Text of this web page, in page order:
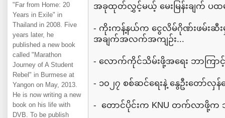
"Far from Home: 20
Years in Exile" in
Thailand in 2008. Five
years later, he
published a new book
called "Marathon
Journey of A Student
Rebel" in Burmese at
Yangon on May, 2013.
He is now writing a new
book on his life with
DVB. To be publish
အခုထုတ်လွှင့်မယ့် မေးမြန်းချက် ပထမ
- ကိုးကန့်နယ်က ငွေလိမ်ဂိုဏ်းဖမ်းဆီးမှု
အချက်အလက်အကျဉ်း...
- လောက်ကိုင်သိမ်းဖို့အရေး ဘာကြာ
- ၁၀၂၇ စစ်ဆင်ရေးနဲ့ နွေဦးတေ
- တောင်ပိုင်းက KNU တက်လာဖို့က